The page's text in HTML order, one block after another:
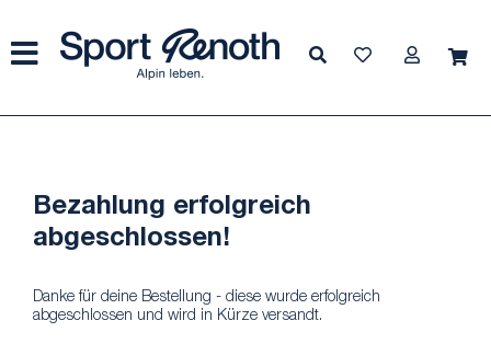
Bezahlung erfolgreich
abgeschlossen!
Danke für deine Bestellung - diese wurde erfolgreich
abgeschlossen und wird in Kürze versandt.